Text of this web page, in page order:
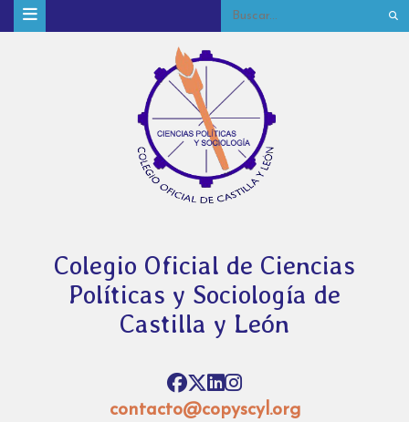
Colegio Oficial de Ciencias
Políticas y Sociología de
Castilla y León
contacto@copyscyl.org